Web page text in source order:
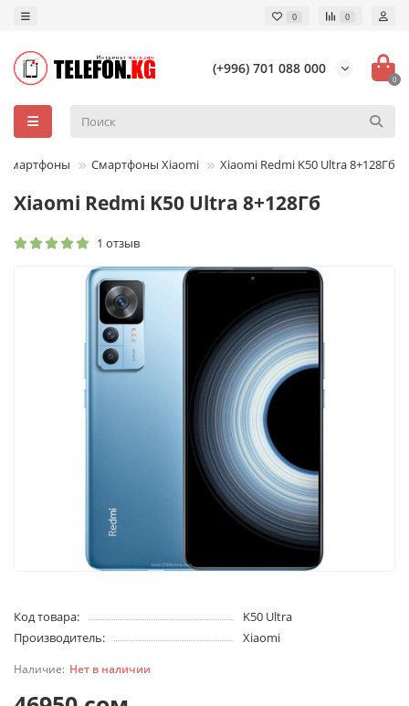
0 0
(+996) 701 088 000
0
Смартфоны Смартфоны Xiaomi Xiaomi Redmi K50 Ultra 8+128Гб
Xiaomi Redmi K50 Ultra 8+128Гб
1 отзыв
Код товара:
K50 Ultra
Производитель:
Xiaomi
Нет в наличии